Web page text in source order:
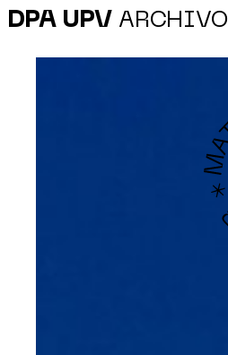
DPA UPV ARCHIVO